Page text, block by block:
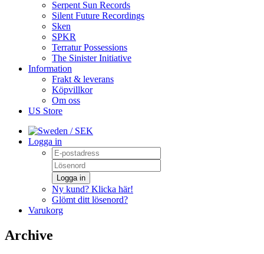
Serpent Sun Records
Silent Future Recordings
Sken
SPKR
Terratur Possessions
The Sinister Initiative
Information
Frakt & leverans
Köpvillkor
Om oss
US Store
/ SEK
Logga in
Logga in
Ny kund? Klicka här!
Glömt ditt lösenord?
Varukorg
Archive